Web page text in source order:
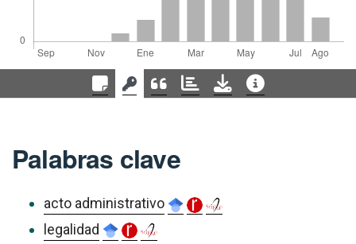
Palabras clave
acto administrativo
legalidad